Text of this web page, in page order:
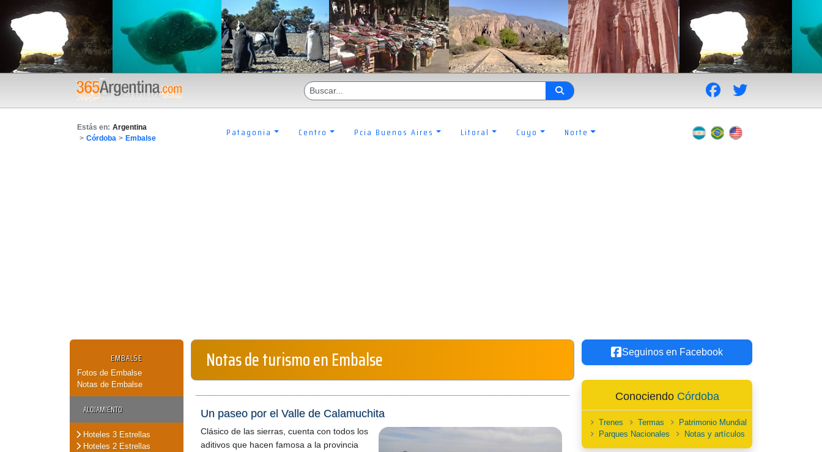
Estás en: Argentina
> Córdoba > Embalse Patagonia Centro Pcia Buenos Aires Litoral Cuyo Norte
EMBALSE
Fotos de Embalse
Notas de Embalse
ALOJAMIENTO
Hoteles 3 Estrellas
Hoteles 2 Estrellas
Notas de turismo en Embalse
Un paseo por el Valle de Calamuchita
Clásico de las sierras, cuenta con todos los
aditivos que hacen famosa a la provincia
Seguinos en Facebook
Conociendo Córdoba
Trenes Termas
Patrimonio Mundial
Parques Nacionales
Notas y artículos